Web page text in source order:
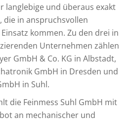
langlebige und überaus exakt
die in anspruchsvollen
kommen. Zu den drei in
Unternehmen zählen
GmbH & Co. KG in Albstadt,
GmbH in Dresden und
in Suhl.
die Feinmess Suhl GmbH mit
an mechanischer und